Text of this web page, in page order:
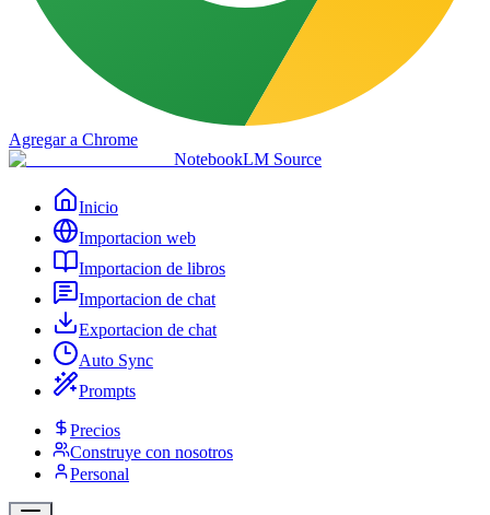
Agregar a Chrome
NotebookLM Source
Inicio
Importacion web
Importacion de libros
Importacion de chat
Exportacion de chat
Auto Sync
Prompts
Precios
Construye con nosotros
Personal